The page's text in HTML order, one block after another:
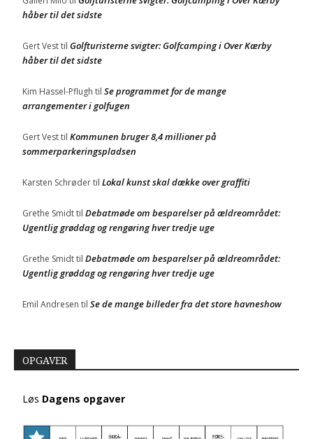
håber til det sidste
Gert Vesttil Golfturisterne svigter: Golfcamping i Over Kærby
håber til det sidste
Kim Hassel-Pflugh til Se programmet for de mange
arrangementer i golfugen
Gert Vesttil Kommunen bruger 8,4 millioner på
sommerparkeringspladsen
Karsten Schrødertil Lokal kunst skal dække over graffiti
Grethe Smidttil Debatmøde om besparelser på ældreområdet:
Ugentlig grøddag og rengøring hver tredje uge
Grethe Smidttil Debatmøde om besparelser på ældreområdet:
Ugentlig grøddag og rengøring hver tredje uge
Emil Andresen til Se de mange billeder fra det store havneshow
OPGAVER
Løs Dagens opgaver